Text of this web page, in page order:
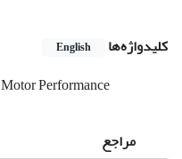
کلیدواژه‌ها English
Motor Performance
مراجع